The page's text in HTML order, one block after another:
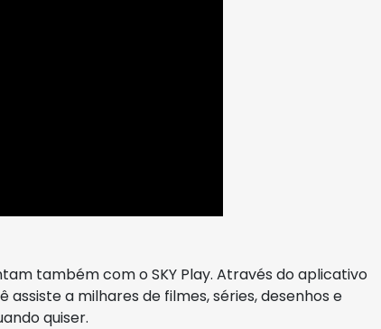
também com o SKY Play. Através do aplicativo
a milhares de filmes, séries, desenhos e
quiser.